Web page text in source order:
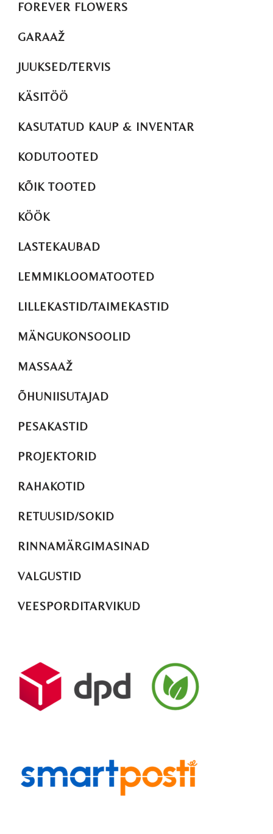
FOREVER FLOWERS
GARAAŽ
JUUKSED/TERVIS
KÄSITÖÖ
KASUTATUD KAUP & INVENTAR
KODUTOOTED
KÕIK TOOTED
KÖÖK
LASTEKAUBAD
LEMMIKLOOMATOOTED
LILLEKASTID/TAIMEKASTID
MÄNGUKONSOOLID
MASSAAŽ
ÕHUNIISUTAJAD
PESAKASTID
PROJEKTORID
RAHAKOTID
RETUUSID/SOKID
RINNAMÄRGIMASINAD
VALGUSTID
VEESPORDITARVIKUD